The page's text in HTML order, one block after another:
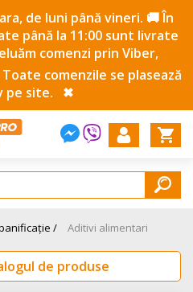
de luni până vineri. 🚚 În
până la 11:00 sunt livrate
comenzi prin Viber,
comenzile se plasează
pe site.
✖
/ Aditivi alimentari
de produse